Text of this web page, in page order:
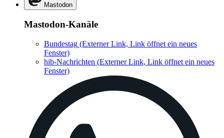
Mastodon
Mastodon-Kanäle
Bundestag (Externer Link, Link öffnet ein neues
Fenster)
hib-Nachrichten (Externer Link, Link öffnet ein neues
Fenster)